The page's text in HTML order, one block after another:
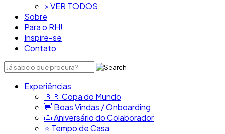
> VER TODOS
Sobre
Para o RH!
Inspire-se
Contato
Experiências
🇧🇷​ Copa do Mundo
👋​ Boas Vindas / Onboarding
🎂​ Aniversário do Colaborador
⭐​ Tempo de Casa